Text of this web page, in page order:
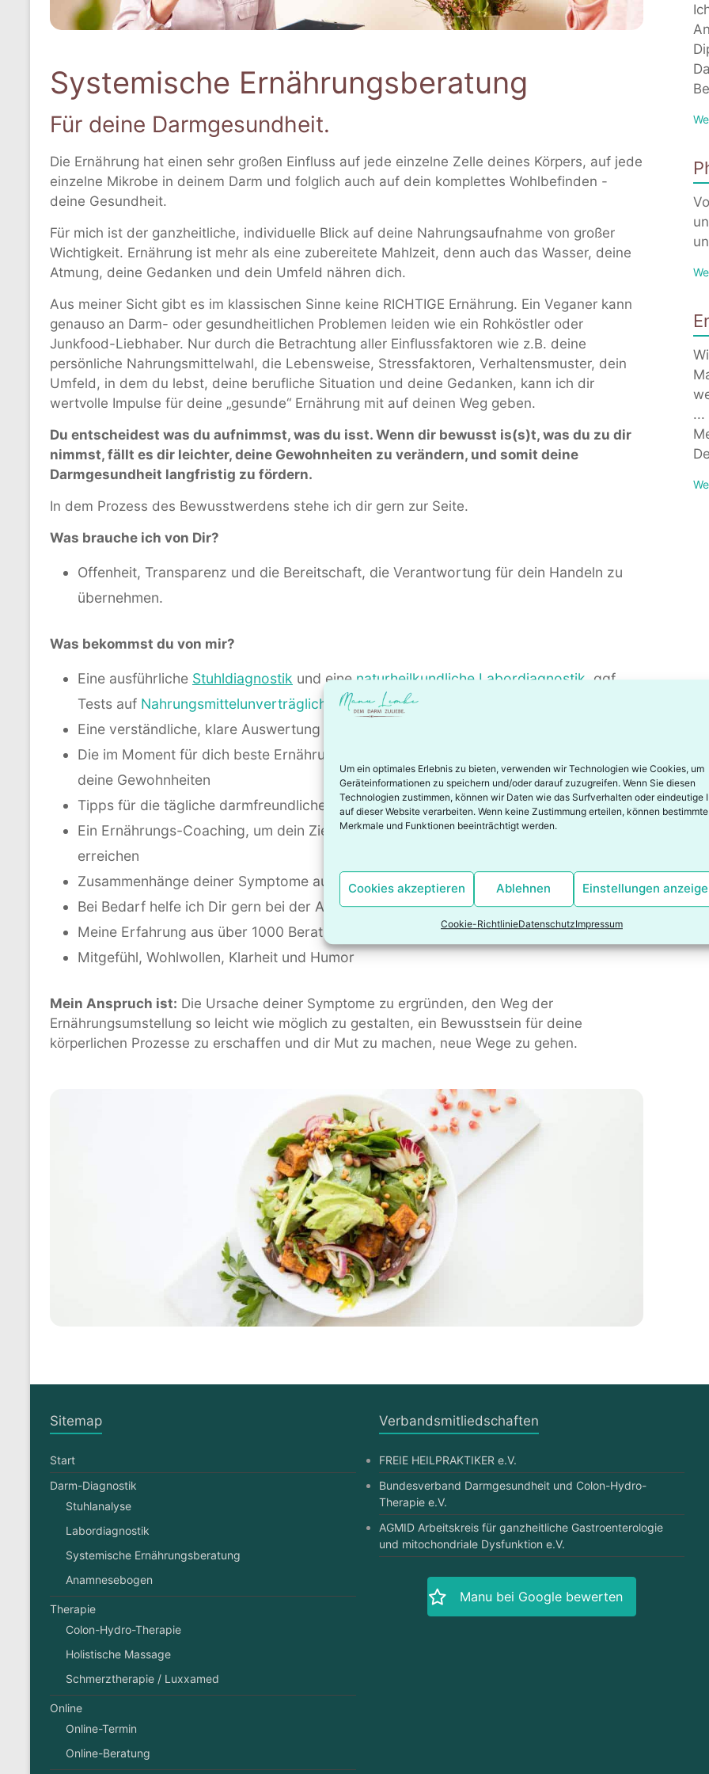
Um ein optimales Erlebnis zu bieten, verwenden wir Technologien wie Cookies, um
Geräteinformationen zu speichern und/oder darauf zuzugreifen. Wenn Sie diesen
Technologien zustimmen, können wir Daten wie das Surfverhalten oder eindeutige
auf dieser Website verarbeiten. Wenn keine Zustimmung erteilen, können bestimmte
Merkmale und Funktionen beeinträchtigt werden.
Cookies akzeptieren Ablehnen Einstellungen
Cookie-RichtlinieDatenschutzImpressum
Systemische Ernährungsberatung
Für deine Darmgesundheit.
Die Ernährung hat einen sehr großen Einfluss auf jede einzelne Zelle deines Körpers, auf je­de
ein­zel­ne Mi­kro­be in deinem Darm und folg­lich auch auf dein kom­plet­tes Wohl­be­fin­den -
deine Ge­sund­heit.
Für mich ist der ganzheitliche, individuelle Blick auf deine Nahrungsaufnahme von großer
Wichtigkeit. Ernährung ist mehr als eine zubereitete Mahlzeit, denn auch das Wasser, deine
Atmung, deine Gedanken und dein Umfeld nähren dich.
Aus meiner Sicht gibt es im klassischen Sinne keine RICHTIGE Ernährung. Ein Veganer kann
genauso an Darm- oder gesundheitlichen Problemen leiden wie ein Rohköstler oder
Junkfood-Liebhaber. Nur durch die Betrachtung aller Einflussfaktoren wie z.B. deine
persönliche Nahrungsmittelwahl, die Lebensweise, Stressfaktoren, Verhaltensmuster, dein
Umfeld, in dem du lebst, deine berufliche Situation und deine Gedanken, kann ich dir
wertvolle Impulse für deine „gesunde“ Ernährung mit auf deinen Weg geben.
Du entscheidest was du aufnimmst, was du isst. Wenn dir bewusst is(s)t, was du zu dir
nimmst, fällt es dir leichter, deine Gewohnheiten zu verändern, und somit deine
Darmgesundheit langfristig zu fördern.
In dem Prozess des Bewusstwerdens stehe ich dir gern zur Seite.
Was brauche ich von Dir?
Offenheit, Transparenz und die Bereitschaft, die Verantwortung für dein Handeln zu
übernehmen.
Was bekommst du von mir?
Eine ausführliche Stuhldiagnostik und einenaturheilkundliche Labordiagnostikggf.
Tests auf Nahrungsmittelunverträglichkeiten
Eine verständliche, klare Auswertung bzw. Erklärung der vorhandenen Befunde
Die im Moment für dich beste Ernährungsform, angepasst an deine Diagnose und
deine Gewohnheiten
Tipps für die tägliche darmfreundliche Ernährung
Ein Ernährungs-Coaching, um dein Ziel Schritt für Schritt in deinem Tempo zu
erreichen
Zusammenhänge deiner Symptome auf körperlicher und seelischer Ebene
Bei Bedarf helfe ich Dir gern bei der Auswahl der passenden Vitalstoffe
Meine Erfahrung aus über 1000 Beratungen
Mitgefühl, Wohlwollen, Klarheit und Humor
Mein Anspruch ist: Die Ursache deiner Symptome zu ergründen, den Weg der
Ernährungsumstellung so leicht wie möglich zu gestalten, ein Bewusstsein für deine
körperlichen Prozesse zu erschaffen und dir Mut zu machen, neue Wege zu gehen.
...
Sitemap
Start
Darm-Diagnostik
Stuhlanalyse
Labordiagnostik
Systemische Ernährungsberatung
Anamnesebogen
Therapie
Colon-Hydro-Therapie
Holistische Massage
Schmerztherapie / Luxxamed
Online
Online-Termin
Online-Beratung
Verbandsmitliedschaften
FREIE HEILPRAKTIKER e.V.
Bundesverband Darmgesundheit und Colon-Hydro-
Therapie e.V.
AGMID Arbeitskreis für ganzheitliche Gastroenterologie
und mitochondriale Dysfunktion e.V.
Manu bei Google bewerten